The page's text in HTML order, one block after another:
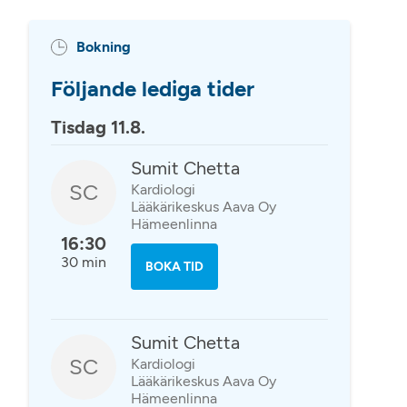
Bokning
Följande lediga tider
Tisdag 11.8.
SC
16:30
30 min
Sumit Chetta
Kardiologi
Lääkärikeskus Aava Oy
Hämeenlinna
BOKA TID
SC
Sumit Chetta
Kardiologi
Lääkärikeskus Aava Oy
Hämeenlinna